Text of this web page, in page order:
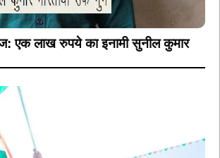
एक लाख रुपये का इनामी सुनील कुमार